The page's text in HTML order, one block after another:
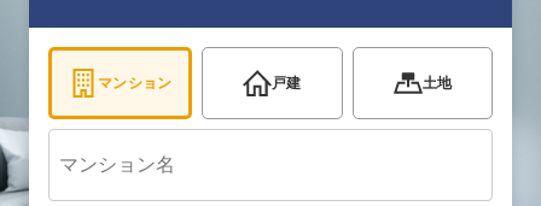
マンション 戸建 土地